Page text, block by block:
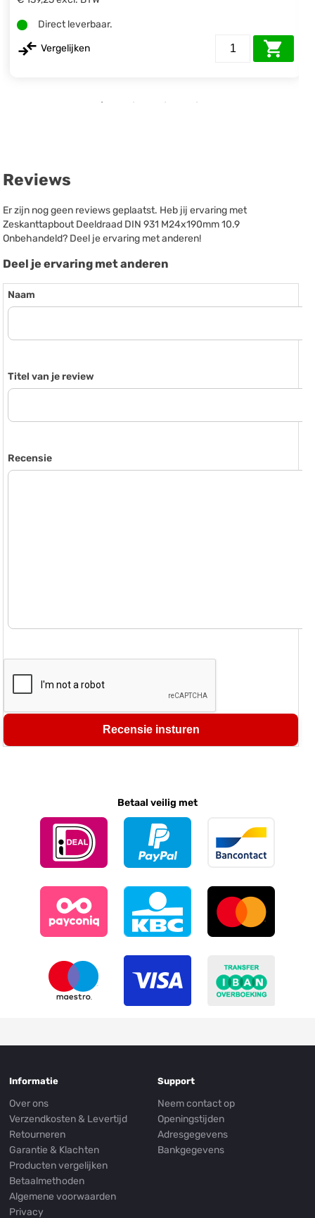
Direct leverbaar.
Vergelijken
Reviews
Er zijn nog geen reviews geplaatst. Heb jij ervaring met
Zeskanttapbout Deeldraad DIN 931 M24x190mm 10.9
Onbehandeld? Deel je ervaring met anderen!
Deel je ervaring met anderen
Naam
Titel van je review
Recensie
Recensie insturen
Betaal veilig met
Informatie
Over ons
Verzendkosten & Levertijd
Retourneren
Garantie & Klachten
Producten vergelijken
Betaalmethoden
Algemene voorwaarden
Privacy
Support
Neem contact op
Openingstijden
Adresgegevens
Bankgegevens